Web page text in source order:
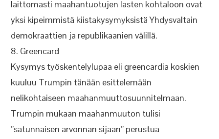
laittomasti maahantuotujen lasten kohtaloon ovat
yksi kipeimmistä kiistakysymyksistä Yhdysvaltain
demokraattien ja republikaanien välillä.
8. Greencard
Kysymys työskentelylupaa eli greencardia koskien
kuuluu Trumpin tänään esittelemään
nelikohtaiseen maahanmuuttosuunnitelmaan.
Trumpin mukaan maahanmuuton tulisi
”satunnaisen arvonnan sijaan” perustua